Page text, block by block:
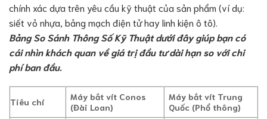
chính xác dựa trên yêu cầu kỹ thuật của sản phẩm (ví dụ:
siết vỏ nhựa, bảng mạch điện tử hay linh kiện ô tô).
Bảng So Sánh Thông Số Kỹ Thuật dưới đây giúp bạn có
cái nhìn khách quan về giá trị đầu tư dài hạn so với chi
phí ban đầu.
Tiêu chí
Máy bắt vít Conos
(Đài Loan)
Máy bắt vít Trung
Quốc (Phổ thông)